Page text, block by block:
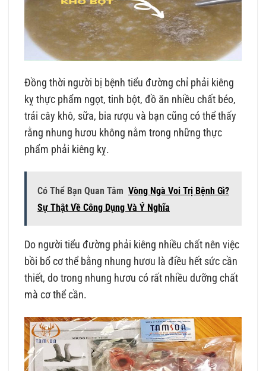
Đồng thời người bị bệnh tiểu đường chỉ phải kiêng
kỵ thực phẩm ngọt, tinh bột, đồ ăn nhiều chất béo,
trái cây khô, sữa, bia rượu và bạn cũng có thể thấy
rằng nhung hươu không nằm trong những thực
phẩm phải kiêng kỵ.
Có Thể Bạn Quan Tâm Vòng Ngà Voi Trị Bệnh Gì?
Sự Thật Về Công Dụng Và Ý Nghĩa
Do người tiểu đường phải kiêng nhiều chất nên việc
bồi bổ cơ thể bằng nhung hươu là điều hết sức cần
thiết, do trong nhung hươu có rất nhiều dưỡng chất
mà cơ thể cần.